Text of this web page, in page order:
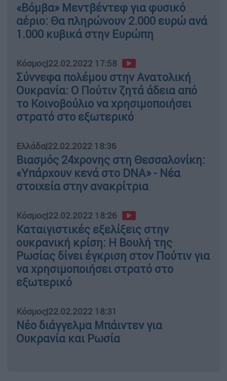
«Βόμβα» Μεντβέντεφ για φυσικό
αέριο: Θα πληρώνουν 2.000 ευρώ ανά
1.000 κυβικά στην Ευρώπη
Κόσμος|22.02.2022 17:58
Σύννεφα πολέμου στην Ανατολική
Ουκρανία: Ο Πούτιν ζητά άδεια από
το Κοινοβούλιο να χρησιμοποιήσει
στρατό στο εξωτερικό
Ελλάδα|22.02.2022 18:36
Βιασμός 24χρονης στη Θεσσαλονίκη:
«Υπάρχουν κενά στο DNA» - Νέα
στοιχεία στην ανακρίτρια
Κόσμος|22.02.2022 18:26
Καταιγιστικές εξελίξεις στην
ουκρανική κρίση: Η Βουλή της
Ρωσίας δίνει έγκριση στον Πούτιν για
να χρησιμοποιήσει στρατό στο
εξωτερικό
Κόσμος|22.02.2022 18:31
Νέο διάγγελμα Μπάιντεν για
Ουκρανία και Ρωσία